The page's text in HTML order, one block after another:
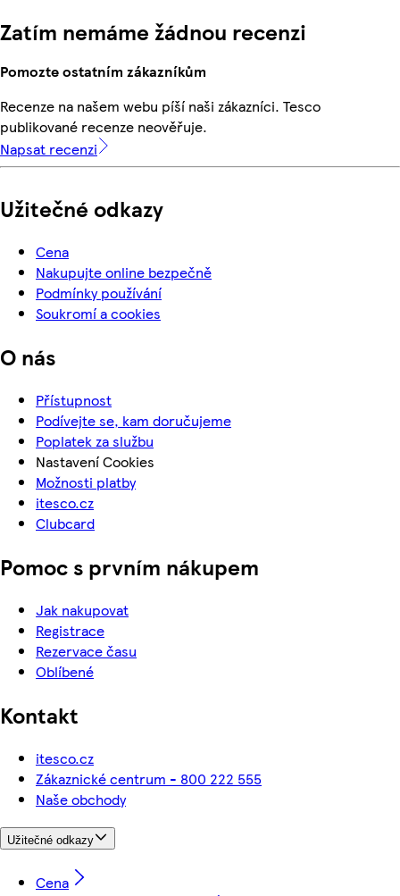
Zatím nemáme žádnou recenzi
Pomozte ostatním zákazníkům
Recenze na našem webu píší naši zákazníci. Tesco
publikované recenze neověřuje.
Napsat recenzi
Užitečné odkazy
Cena
Nakupujte online bezpečně
Podmínky používání
Soukromí a cookies
O nás
Přístupnost
Podívejte se, kam doručujeme
Poplatek za službu
Nastavení Cookies
Možnosti platby
itesco.cz
Clubcard
Pomoc s prvním nákupem
Jak nakupovat
Registrace
Rezervace času
Oblíbené
Kontakt
itesco.cz
Zákaznické centrum - 800 222 555
Naše obchody
Užitečné odkazy
Cena